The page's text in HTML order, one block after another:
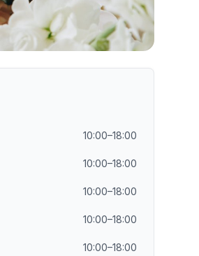
10:00–18:00
10:00–18:00
10:00–18:00
10:00–18:00
10:00–18:00